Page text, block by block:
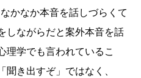
かなか本音を話しづらくて
しながらだと案外本音を話
理学でも言われているこ
き出すぞ」ではなく、